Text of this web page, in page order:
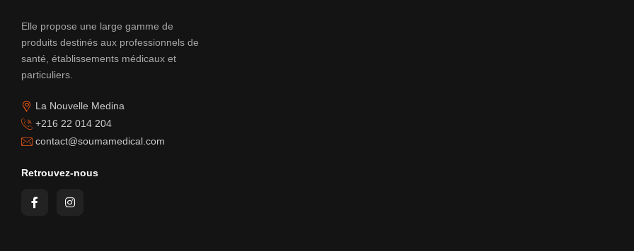
Elle propose une large gamme de
produits destinés aux professionnels de
santé, établissements médicaux et
particuliers.
La Nouvelle Medina
+216 22 014 204
contact@soumamedical.com
Retrouvez-nous